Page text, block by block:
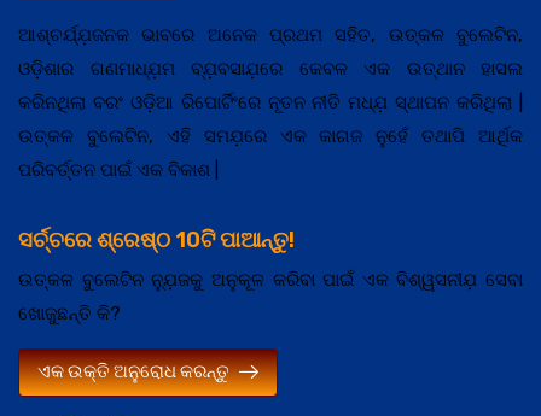
ଆଶ୍ଚର୍ଯ୍ଯ଼ଜନକ ଭାବରେ ଅନେକ ପ୍ରଥମ ସହିତ, ଉତ୍କଳ ବୁଲେଟିନ,
ଓଡ଼ିଶାର ଗଣମାଧ୍ଯ଼ମ ବ୍ଯ଼ବସାଯ଼ରେ କେବଳ ଏକ ଉତ୍ଥାନ ହାସଲ
କରିନଥିଲା ବରଂ ଓଡ଼ିଆ ରିପୋର୍ଟିଂରେ ନୂତନ ନୀତି ମଧ୍ଯ଼ ସ୍ଥାପନ କରିଥିଲା |
ଉତ୍କଳ ବୁଲେଟିନ, ଏହି ସମଯ଼ରେ ଏକ କାଗଜ ନୁହେଁ ତଥାପି ଆର୍ଥିକ
ପରିବର୍ତ୍ତନ ପାଇଁ ଏକ ବିକାଶ |
ସର୍ଚ୍ଚରେ ଶ୍ରେଷ୍ଠ 10ଟି ପାଆନ୍ତୁ!
ଉତ୍କଳ ବୁଲେଟିନ ନ୍ଯ଼ୁଜକୁ ଅନୁକୂଳ କରିବା ପାଇଁ ଏକ ବିଶ୍ୱସନୀଯ଼ ସେବା
ଖୋଜୁଛନ୍ତି କି?
ଏକ ଉକ୍ତି ଅନୁରୋଧ କରନ୍ତୁ